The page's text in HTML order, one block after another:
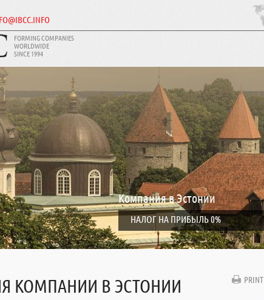
FORMING COMPANIES
WORLDWIDE
SINCE 1994
Компания в Эстонии
НАЛОГ НА ПРИБЫЛЬ 0%
PRINT
КОМПАНИИ В ЭСТОНИИ